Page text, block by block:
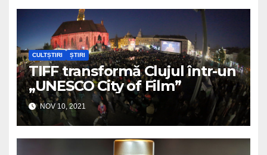
CULTȘTIRI ȘTIRI
TIFF transformă Clujul într-un
„UNESCO City of Film”
NOV 10, 2021